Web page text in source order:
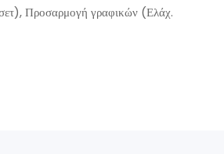
Προσαρμογή γραφικών (Ελάχ.